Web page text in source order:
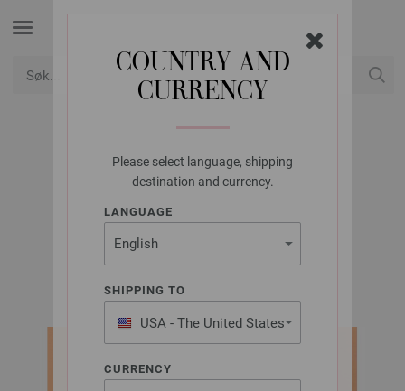
COUNTRY AND
CURRENCY
Please select language, shipping
destination and currency.
LANGUAGE
SHIPPING TO
USA - The United States
of America
CURRENCY
LANA GROSSA
TOP BASTA MISTA
LOOKBOOK No. 20 | Modell 11